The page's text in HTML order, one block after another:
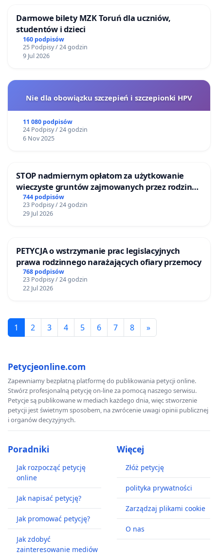
Darmowe bilety MZK Toruń dla uczniów,
studentów i dzieci
160 podpisów
25 Podpisy / 24 godzin
9 Jul 2026
Nie dla obowiązku szczepień i szczepionki HPV
11 080 podpisów
24 Podpisy / 24 godzin
6 Nov 2025
STOP nadmiernym opłatom za użytkowanie
wieczyste gruntów zajmowanych przez rodzinne
ogrody działkowe.
744 podpisów
23 Podpisy / 24 godzin
29 Jul 2026
PETYCJA o wstrzymanie prac legislacyjnych
prawa rodzinnego narażających ofiary przemocy
768 podpisów
23 Podpisy / 24 godzin
22 Jul 2026
1 2 3 4 5 6 7 8 »
Petycjeonline.com
Zapewniamy bezpłatną platformę do publikowania petycji online.
Stwórz profesjonalną petycję on-line za pomocą naszego serwisu.
Petycje są publikowane w mediach każdego dnia, więc stworzenie
petycji jest świetnym sposobem, na zwrócenie uwagi opinii publicznej
i organów decyzyjnych.
Poradniki
Jak rozpocząć petycję
online
Jak napisać petycję?
Jak promować petycję?
Jak zdobyć
zainteresowanie mediów
Więcej
Złóż petycję
polityka prywatności
Zarządzaj plikami cookie
O nas